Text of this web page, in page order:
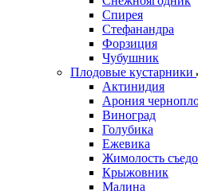
Спирея
Стефанандра
Форзиция
Чубушник
Плодовые кустарники
Актинидия
Арония
Виноград
Голубика
Ежевика
Жимолость
Крыжовник
Малина